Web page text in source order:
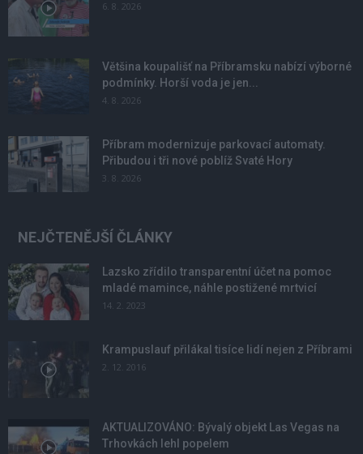
6. 8. 2026
Většina koupališť na Příbramsku nabízí výborné
podmínky. Horší voda je jen...
4. 8. 2026
Příbram modernizuje parkovací automaty.
Přibudou i tři nové poblíž Svaté Hory
3. 8. 2026
NEJČTENĚJŠÍ ČLÁNKY
Lazsko zřídilo transparentní účet na pomoc
mladé mamince, náhle postižené mrtvicí
14. 2. 2023
Krampuslauf přilákal tisíce lidí nejen z Příbrami
2. 12. 2016
AKTUALIZOVÁNO: Bývalý objekt Las Vegas na
Trhovkách lehl popelem